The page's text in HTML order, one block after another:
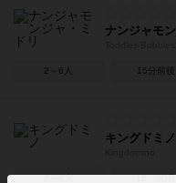
ナンジャモ
2～6人 15分前後
キングドミノ
2～4人 15～20分